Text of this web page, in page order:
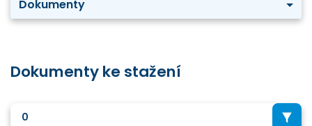
Dokumenty
Dokumenty ke stažení
0